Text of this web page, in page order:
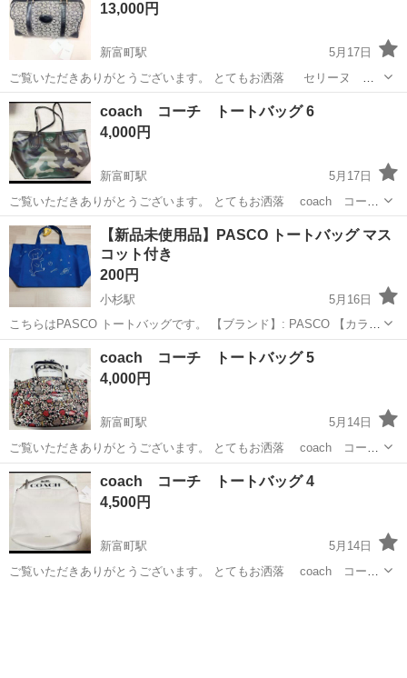
通勤OK！無料駐車場完備！《長野県茅...
13,000円
新富町駅
5月17日
ご覧いただきありがとうございます。 とてもお洒落 セリーヌ バ
ッグ 持っているだけでテンションがあがります。 ※正規品保証 ※
状態は 写真にてご確認下さい。 中古品のため、使用、保管に伴う細か
いキズ、スレ、汚れ、が...
富山 富山市 バッグ セリーヌ
coach コーチ トートバッグ 6
4,000円
新富町駅
5月17日
ご覧いただきありがとうございます。 とてもお洒落 coach コー
チ トートバッグ です。 持っているだけでテンションがあがります。
※状態は 写真にてご確認下さい。 中古品のため、使用、保管に伴う細
かいキズ、スレ、...
富山 富山市 新富町駅 バッグ
【新品未使用品】PASCO トートバッグ マス
コット付き
200円
小杉駅
5月16日
こちらはPASCO トートバッグです。 【ブランド】: PASCO 【カラ
ー】: ブルー 【サイズ】: 幅：30cm×高さ：24cm×マチ：13cm 普段使
富山 射水市 小杉駅 バッグ マスコット
coach コーチ トートバッグ 5
4,000円
新富町駅
5月14日
ご覧いただきありがとうございます。 とてもお洒落 coach コー
チ トートバッグ です。 持っているだけでテンションがあがります。
※状態は 写真にてご確認下さい。 中古品のため、使用、保管に伴う細
かいキズ、スレ、...
富山 富山市 バッグ coach
coach コーチ トートバッグ 4
4,500円
新富町駅
5月14日
ご覧いただきありがとうございます。 とてもお洒落 coach コー